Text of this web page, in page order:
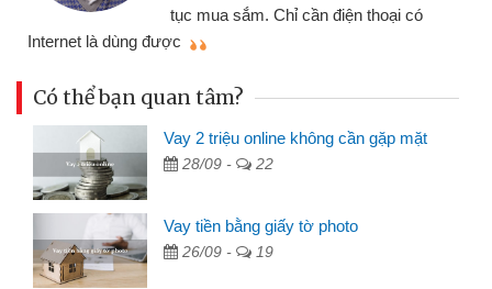
tục mua sắm. Chỉ cần điện thoại có
Internet là dùng được
Có thể bạn quan tâm?
Vay 2 triệu online không cần gặp mặt
28/09 - 22
Vay tiền bằng giấy tờ photo
26/09 - 19